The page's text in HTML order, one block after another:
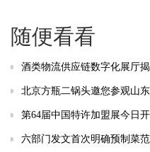
随便看看
酒类物流供应链数字化展厅
北京方瓶二锅头邀您参观山
第64届中国特许加盟展今日
六部门发文首次明确预制菜